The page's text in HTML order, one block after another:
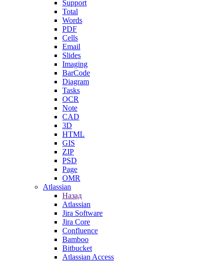
Support
Total
Words
PDF
Cells
Email
Slides
Imaging
BarCode
Diagram
Tasks
OCR
Note
CAD
3D
HTML
GIS
ZIP
PSD
Page
OMR
Atlassian
Назад
Atlassian
Jira Software
Jira Core
Confluence
Bamboo
Bitbucket
Atlassian Access